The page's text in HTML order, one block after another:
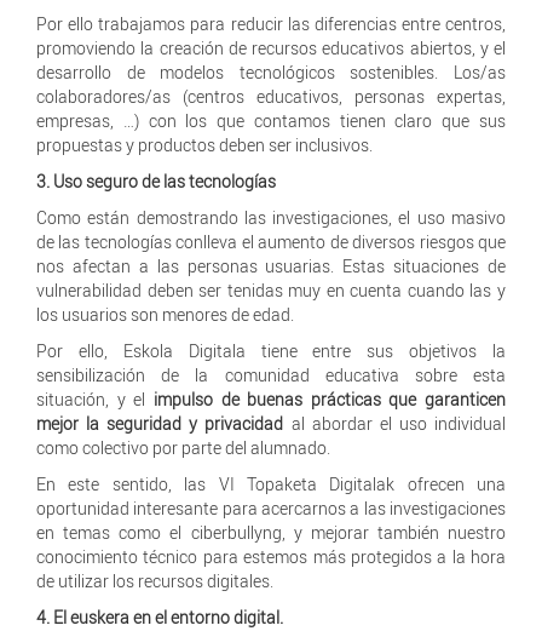
Por ello trabajamos para reducir las diferencias entre centros,
promoviendo la creación de recursos educativos abiertos, y el
desarrollo de modelos tecnológicos sostenibles. Los/as
colaboradores/as (centros educativos, personas expertas,
empresas, …) con los que contamos tienen claro que sus
propuestas y productos deben ser inclusivos.
3. Uso seguro de las tecnologías
Como están demostrando las investigaciones, el uso masivo
de las tecnologías conlleva el aumento de diversos riesgos que
nos afectan a las personas usuarias. Estas situaciones de
vulnerabilidad deben ser tenidas muy en cuenta cuando las y
los usuarios son menores de edad.
Por ello, Eskola Digitala tiene entre sus objetivos la
sensibilización de la comunidad educativa sobre esta
situación, y el impulso de buenas prácticas que garanticen
mejor la seguridad y privacidad al abordar el uso individual
como colectivo por parte del alumnado.
En este sentido, las VI Topaketa Digitalak ofrecen una
oportunidad interesante para acercarnos a las investigaciones
en temas como el ciberbullyng, y mejorar también nuestro
conocimiento técnico para estemos más protegidos a la hora
de utilizar los recursos digitales.
4. El euskera en el entorno digital.